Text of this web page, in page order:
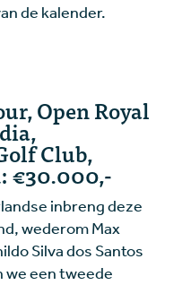
de kalender.
Open Royal
Club,
€30.000,-
inbreng deze
wederom Max
Silva dos Santos
we een tweede